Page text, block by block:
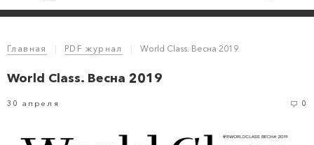
Главная | PDF журнал | World Class. Весна 2019
World Class. Весна 2019
30 апреля 0